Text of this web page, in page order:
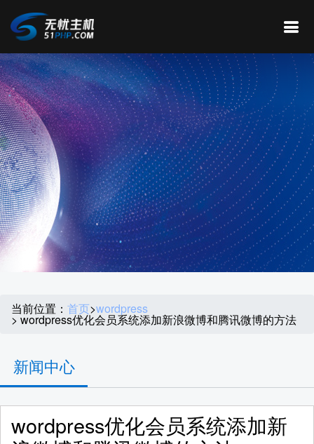
当前位置： 首页>wordpress
> wordpress优化会员系统添加新浪微博和腾讯微博的方法
新闻中心
wordpress优化会员系统添加新